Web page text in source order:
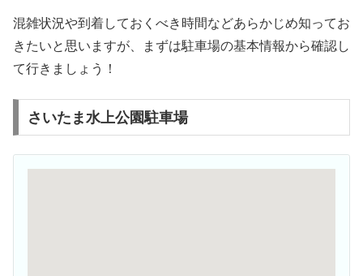
混雑状況や到着しておくべき時間などあらかじめ知ってお
きたいと思いますが、まずは駐車場の基本情報から確認し
て行きましょう！
さいたま水上公園駐車場